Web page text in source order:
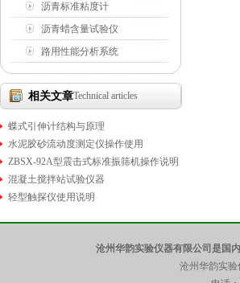
沥青标准粘度计
沥青蜡含量试验仪
路用性能分析系统
相关文章Technical articles
蝶式引伸计结构与原理
水泥胶砂流动度测定仪操作使用
ZBSX-92A型震击式标准振筛机操作说明
混凝土搅拌站试验仪器
轻型触探仪使用说明
沧州华韵实验仪器有限公司是国
沧州华韵实验